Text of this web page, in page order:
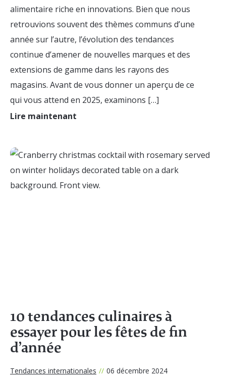
alimentaire riche en innovations. Bien que nous
retrouvions souvent des thèmes communs d’une
année sur l’autre, l’évolution des tendances
continue d’amener de nouvelles marques et des
extensions de gamme dans les rayons des
magasins. Avant de vous donner un aperçu de ce
qui vous attend en 2025, examinons […]
Lire maintenant
10 tendances culinaires à
essayer pour les fêtes de fin
d’année
Tendances internationales // 06 décembre 2024